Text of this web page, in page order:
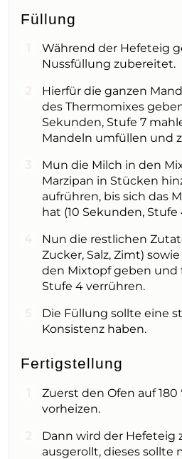
Füllung
Während der Hefeteig
Nussfüllung zubereitet.
Hierfür die ganzen
des Thermomixes
Sekunden, Stufe 7
Mandeln umfüllen und
Mun die Milch in den
Marzipan in Stücken
aufrühren, bis sich das
hat (10 Sekunden, Stufe
Nun die restlichen
Zucker, Salz, Zimt)
den Mixtopf geben und
Stufe 4 verrühren.
Die Füllung sollte eine
Konsistenz haben.
Fertigstellung
Zuerst den Ofen auf
vorheizen.
Dann wird der Hefeteig
ausgerollt, dieses sollte